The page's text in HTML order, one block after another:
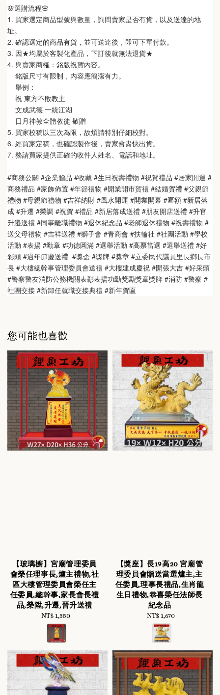
🌸選購流程🌸
1. 買家選定商品型號與數量，詢問賣家是否有貨，以及送達的地
址。
2. 確認選定的商品有貨，並可送達後，即可下單付款。
3. 因★均屬於客製化產品，下訂後就無法退貨★
4. 與賣家商榷：銘版祝賀內容。
銘版尺寸有限制，內容應簡潔有力。
舉例：
祝 東方不敗教主
文成武德 一統江湖
日月神教全體教徒 敬贈
5. 買家校稿以三次為限，故煩請特別仔細校對。
6. 經買家定稿，也確認製作後，賣家會盡快出貨。
7. 務請買家提供正確的收件人姓名、電話和地址。
#商務公關 #企業贈品 #收藏 #生日祝壽禮物 #祝賀禮品 #居家開運 #
商務禮品 #家飾佈置 #年節禮物 #開業開市賀禮 #結婚賀禮 #父親節
禮物 #母親節禮物 #吉祥納財 #風水開運 #開業開幕 #匾額 #新居落
成 #升遷 #榮調 #祝賀 #禮品 #新居落成送禮 #朋友開店送禮 #升官
升遷送禮 #同事離職禮物 #退休紀念品 #老師退休禮物 #祝壽禮物 #
送父母禮物 #吉祥送禮 #獅子會 #青商會 #扶輪社 #社團活動 #學校
活動 #表揚 #勳章 #功德圓滿 #選舉活動 #高票當選 #選舉送禮 #好
彩頭 #過年節慶送禮  #獎盃 #獎牌 #獎章 #立委民代議員里長鄉長市
長 #大樓總幹事管理委員會送禮 #大樓建成慶祝 #開張大吉 #好采頭
#警察警友消防公務機關表彰表揚功勳獎勵獎章獎牌 #消防 #警察 #
社團交接 #新卸任就職交接典禮 #新年賀匾
您可能也喜歡
【玻璃櫥】宮廟管理委員
會榮任理事長,爐主禮物,社
區大樓管理委員會榮任主
任委員,總幹事,家長會長禮
品,榮陞,升遷,晉升送禮
Regular
price
NT$ 1,550
【獎座】長19高20 宮廟管
理委員會贈送當選爐主,主
任委員,理事長禮品,生肖龍
生日禮物,恭喜榮任法師長
紀念品
Regular
price
NT$ 1,670